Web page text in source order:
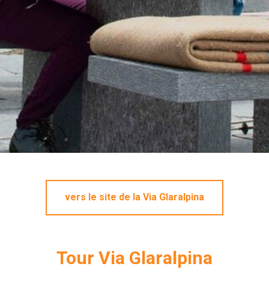
vers le site de la Via Glaralpina
Tour Via Glaralpina